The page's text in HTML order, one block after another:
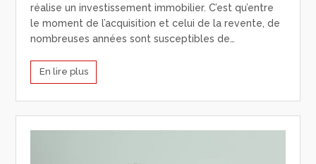
réalise un investissement immobilier. C’est qu’entre
le moment de l’acquisition et celui de la revente, de
nombreuses années sont susceptibles de…
En lire plus